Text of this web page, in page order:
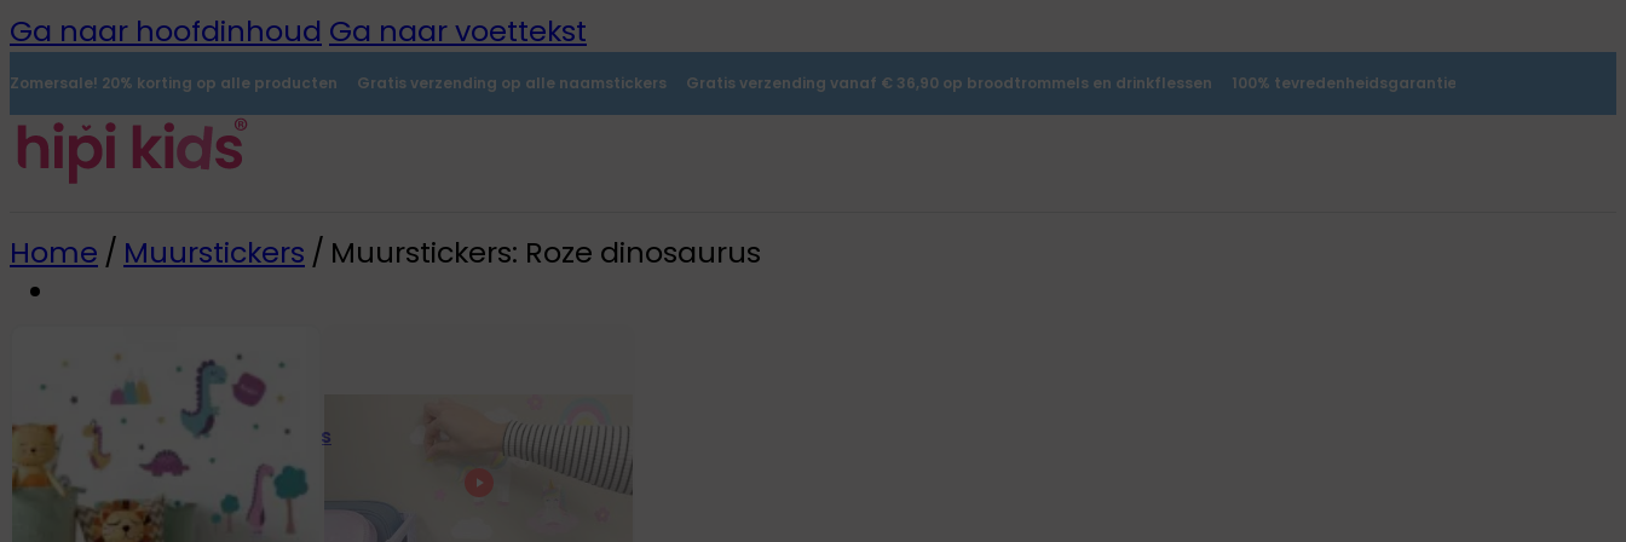
Ga naar hoofdinhoud Ga naar voettekst
Zomersale! 20% korting op alle producten Gratis verzending op alle naamstickers Gratis verzending vanaf € 36,90 op broodtrommels en drinkflessen 100% tevredenheidsgarantie
Naamstickers
Alle naamstickers
Naamstickers
Instrijklabels
Mini-stickers
Home / Muurstickers / Muurstickers: Roze dinosaurus